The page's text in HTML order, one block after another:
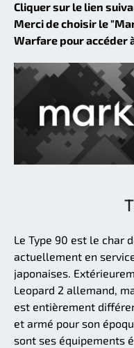
Cliquer sur le lien
Merci de choisir le
Warfare pour accéder
Le Type 90 est le char
actuellement en
japonaises.
Leopard 2 allemand,
est entièrement
et armé pour son
sont ses équipements